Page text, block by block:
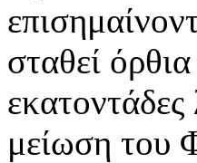
σταθεί
μείωση του